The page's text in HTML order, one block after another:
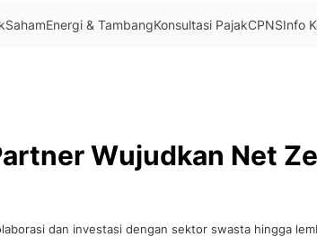
SahamEnergi & TambangKonsultasi PajakCPNSInfo
Wujudkan Net
dan investasi dengan sektor swasta hingga